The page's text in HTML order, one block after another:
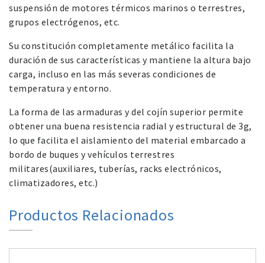
suspensión de motores térmicos marinos o terrestres,
grupos electrógenos, etc.
Su constitución completamente metálico facilita la
duración de sus características y mantiene la altura bajo
carga, incluso en las más severas condiciones de
temperatura y entorno.
La forma de las armaduras y del cojín superior permite
obtener una buena resistencia radial y estructural de 3g,
lo que facilita el aislamiento del material embarcado a
bordo de buques y vehículos terrestres
militares(auxiliares, tuberías, racks electrónicos,
climatizadores, etc.)
Productos Relacionados